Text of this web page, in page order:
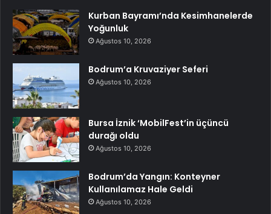
Kurban Bayramı’nda Kesimhanelerde
Yoğunluk
Ağustos 10, 2026
Bodrum’a Kruvaziyer Seferi
Ağustos 10, 2026
Bursa İznik ‘MobilFest’in üçüncü
durağı oldu
Ağustos 10, 2026
Bodrum’da Yangın: Konteyner
Kullanılamaz Hale Geldi
Ağustos 10, 2026